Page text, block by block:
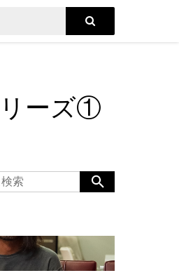
リーズ①